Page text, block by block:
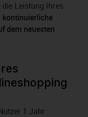
Leistung Ihres
kontinuierliche
dem neuesten
1 Jahr